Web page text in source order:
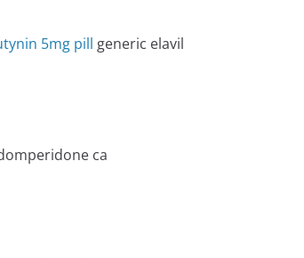
5mg pill generic elavil
ca